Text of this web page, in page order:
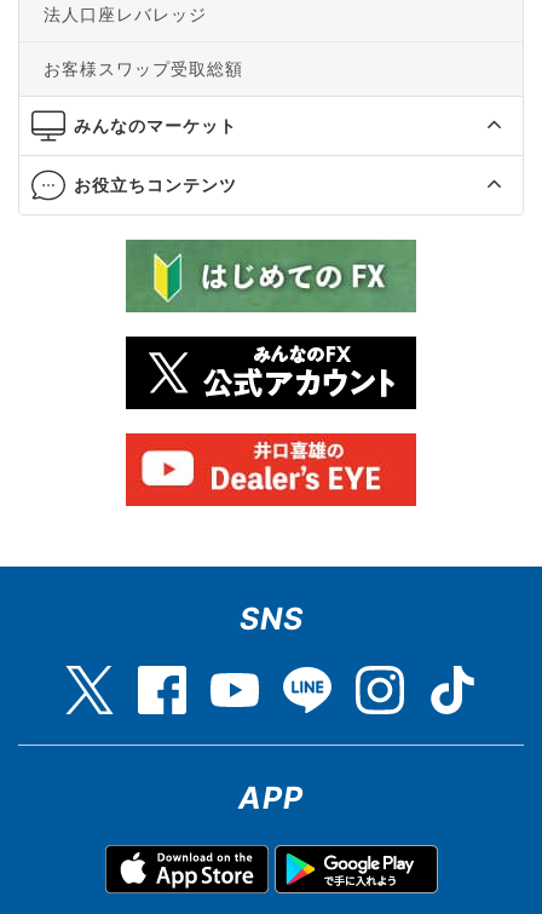
法人口座レバレッジ
お客様スワップ受取総額
みんなのマーケット
お役立ちコンテンツ
SNS
APP